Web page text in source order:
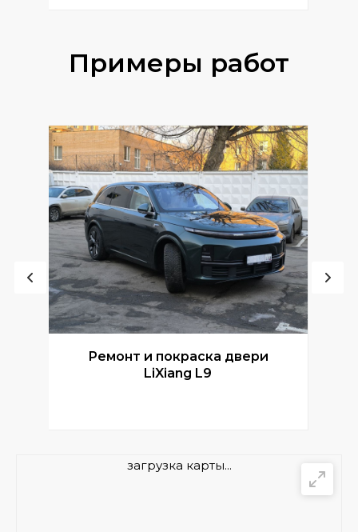
Примеры работ
Ремонт и покраска двери
LiXiang L9
загрузка карты...